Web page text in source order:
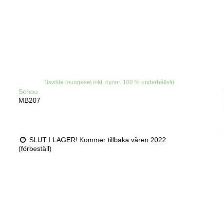
Tisvilde loungeset inkl. dynor. 100 % underhållsfri
Schou
MB207
SLUT I LAGER! Kommer tillbaka våren 2022
(förbeställ)